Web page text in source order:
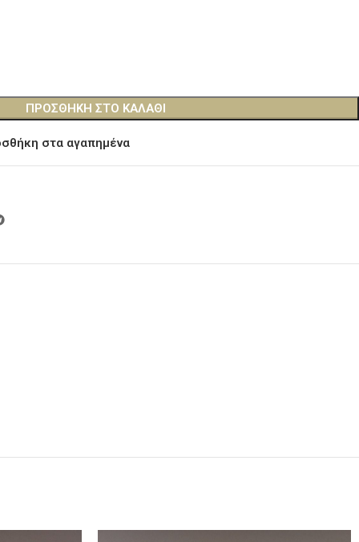
ΠΡΟΣΘΉΚΗ ΣΤΟ ΚΑΛΆΘΙ
στα αγαπημένα